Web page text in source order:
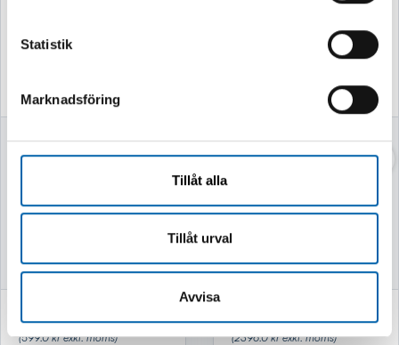
Statistik
Marknadsföring
Tillåt alla
Tillåt urval
Avvisa
VASSKLIPPARE
749 kr
(599.0 kr exkl. moms)
VEDKLYV 7TON
52CM MED STATIV
2 995 kr
(2396.0 kr exkl. moms)